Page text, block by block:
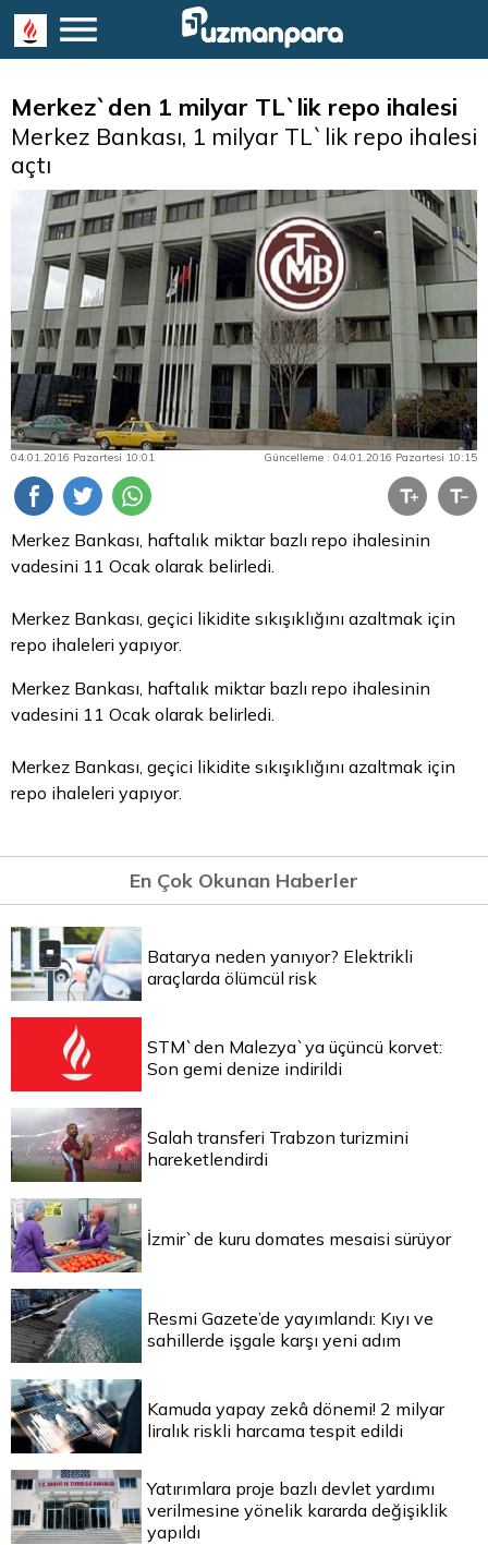
Merkez`den 1 milyar TL`lik repo ihalesi
Merkez Bankası, 1 milyar TL`lik repo ihalesi
açtı
04.01.2016 Pazartesi 10:01 Güncelleme : 04.01.2016 Pazartesi 10:15
Merkez Bankası, haftalık miktar bazlı repo ihalesinin
vadesini 11 Ocak olarak belirledi.
Merkez Bankası, geçici likidite sıkışıklığını azaltmak için
repo ihaleleri yapıyor.
Merkez Bankası, haftalık miktar bazlı repo ihalesinin
vadesini 11 Ocak olarak belirledi.
Merkez Bankası, geçici likidite sıkışıklığını azaltmak için
repo ihaleleri yapıyor.
En Çok Okunan Haberler
Batarya neden yanıyor? Elektrikli
araçlarda ölümcül risk
STM`den Malezya`ya üçüncü korvet:
Son gemi denize indirildi
Salah transferi Trabzon turizmini
hareketlendirdi
İzmir`de kuru domates mesaisi sürüyor
Resmi Gazete’de yayımlandı: Kıyı ve
sahillerde işgale karşı yeni adım
Kamuda yapay zekâ dönemi! 2 milyar
liralık riskli harcama tespit edildi
Yatırımlara proje bazlı devlet yardımı
verilmesine yönelik kararda değişiklik
yapıldı